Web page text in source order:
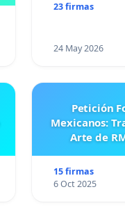
23 firmas
24 May 2026
Petición
Mexicanos:
Arte de
15 firmas
6 Oct 2025